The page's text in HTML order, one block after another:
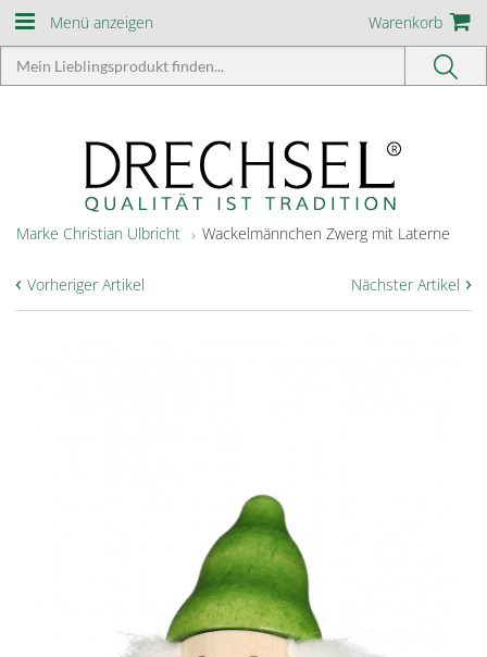
Menü anzeigen Warenkorb
Marke Christian Ulbricht Wackelmännchen Zwerg mit Laterne
Nächster Artikel ›
‹ Vorheriger Artikel